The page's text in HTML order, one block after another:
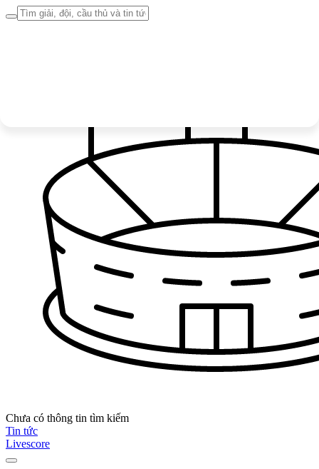
Chưa có thông tin tìm kiếm
Tin tức
Livescore